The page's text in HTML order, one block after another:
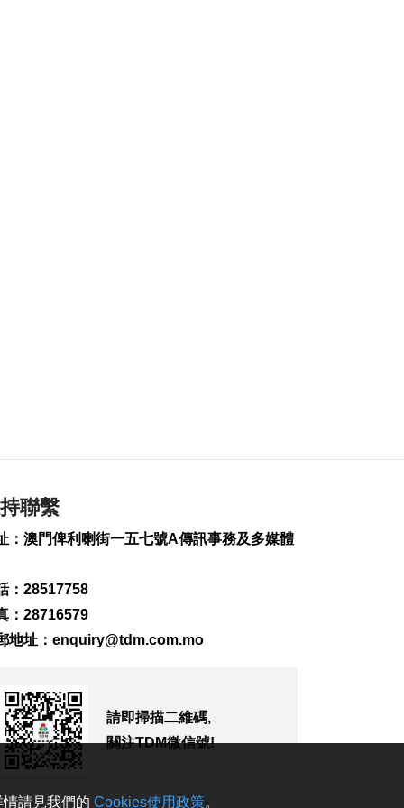
273
0
181
2026-08-08 15:32
141
0
聯繫
：澳門俾利喇街一五七號A傳訊事務及多媒體
：28517758
：28716579
地址： enquiry@tdm.com.mo
請即掃描二維碼,
關注TDM微信號!
請見我們的 Cookies使用政策。